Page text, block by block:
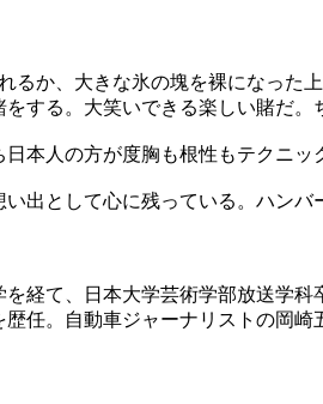
か、大きな氷の塊を裸になった
る。大笑いできる楽しい賭だ。
本人の方が度胸も根性もテクニッ
出として心に残っている。ハン
経て、日本大学芸術学部放送学
任。自動車ジャーナリストの岡崎